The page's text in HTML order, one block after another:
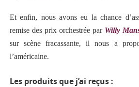
Et enfin, nous avons eu la chance
remise des prix orchestrée par Willy
sur scène fracassante, il nous a
l’américaine.
Les produits que j’ai reçus :